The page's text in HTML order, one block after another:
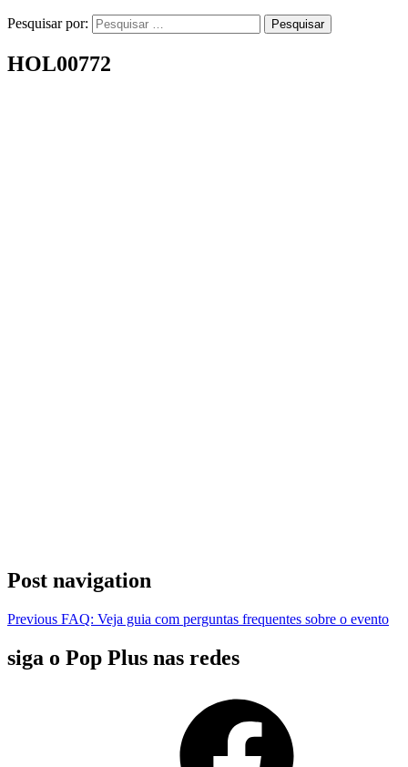
Pesquisar por:
HOL00772
Post navigation
Previous FAQ: Veja guia com perguntas frequentes sobre o evento
siga o Pop Plus nas redes